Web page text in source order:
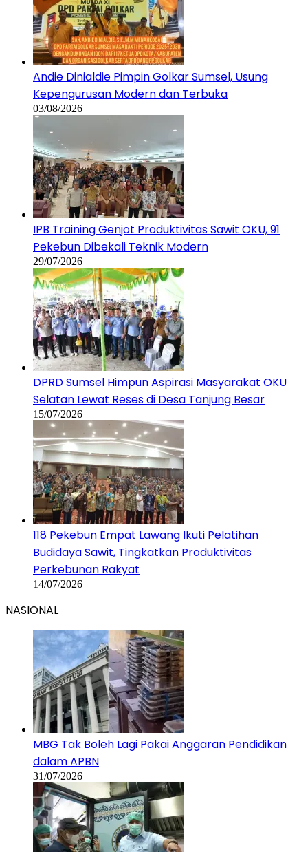
Andie Dinialdie Pimpin Golkar Sumsel, Usung
Kepengurusan Modern dan Terbuka
03/08/2026
IPB Training Genjot Produktivitas Sawit OKU, 91
Pekebun Dibekali Teknik Modern
29/07/2026
DPRD Sumsel Himpun Aspirasi Masyarakat OKU
Selatan Lewat Reses di Desa Tanjung Besar
15/07/2026
118 Pekebun Empat Lawang Ikuti Pelatihan
Budidaya Sawit, Tingkatkan Produktivitas
Perkebunan Rakyat
14/07/2026
NASIONAL
MBG Tak Boleh Lagi Pakai Anggaran Pendidikan
dalam APBN
31/07/2026